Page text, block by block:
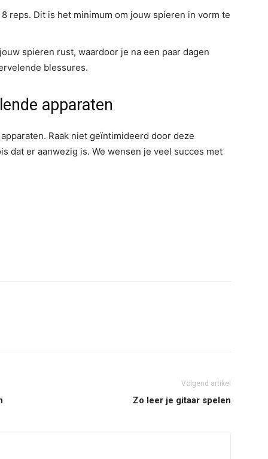
reps. Dit is het minimum om jouw spieren in vorm te
spieren rust, waardoor je na een paar dagen
blessures.
apparaten
Raak niet geïntimideerd door deze
dat er aanwezig is. We wensen je veel succes met
Volgend artikel
Zo leer je gitaar spelen